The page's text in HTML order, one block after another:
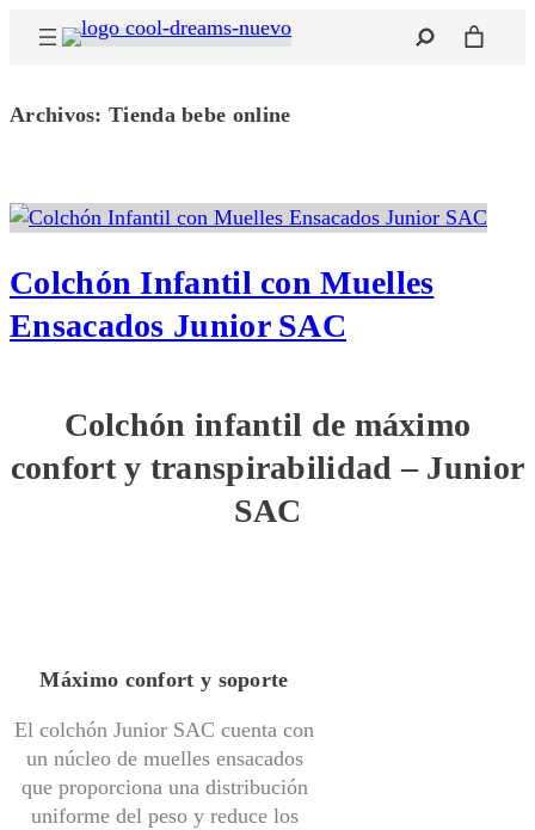
Saltar
Buscar
Archivos:Tienda bebe online
Colchón Infantil con Muelles
Ensacados Junior SAC
Colchón infantil de máximo
confort y transpirabilidad – Junior
SAC
Máximo confort y soporte
El colchón Junior SAC cuenta con
un núcleo de muelles ensacados
que proporciona una distribución
uniforme del peso y reduce los